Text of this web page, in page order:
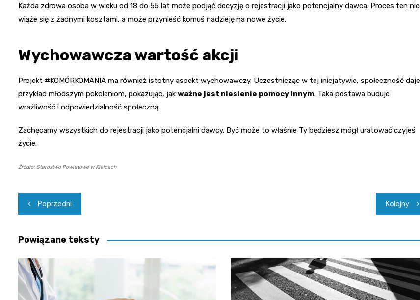
Każda zdrowa osoba w wieku od 18 do 55 lat może podjąć decyzję o rejestracji jako potencjalny dawca. Proces ten nie
wiąże się z żadnymi kosztami, a może przynieść komuś nadzieję na nowe życie.
Wychowawcza wartość akcji
Projekt #KOMÓRKOMANIA ma również istotny aspekt wychowawczy. Uczestnicząc w tej inicjatywie, społeczność daje
przykład młodszym pokoleniom, pokazując, jak ważne jest niesienie pomocy innym. Taka postawa buduje
wrażliwość i odpowiedzialność społeczną.
Zachęcamy wszystkich do rejestracji jako potencjalni dawcy. Być może to właśnie Ty będziesz mógł uratować czyjeś
życie.
Źródło: Starostwo Powiatowe w Kielcach
Nawigacja
wpisu
Poprzedni Kolejny
Powiązane teksty